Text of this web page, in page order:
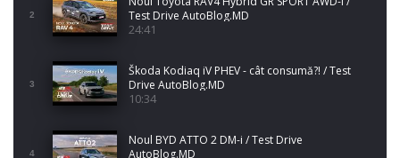
2
Test Drive AutoBlog.MD
24:41
3
Škoda Kodiaq iV PHEV - cât consumă?! / Test
Drive AutoBlog.MD
10:34
4
Noul BYD ATTO 2 DM-i / Test Drive
AutoBlog.MD